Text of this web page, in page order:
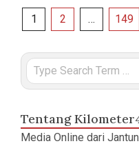
Posts
1 2 … 149
Search
Tentang
Media Online dari